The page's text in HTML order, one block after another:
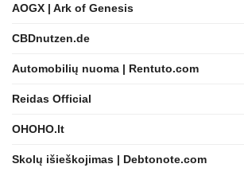
AOGX | Ark of Genesis
CBDnutzen.de
Automobilių nuoma | Rentuto.com
Reidas Official
OHOHO.lt
Skolų išieškojimas | Debtonote.com